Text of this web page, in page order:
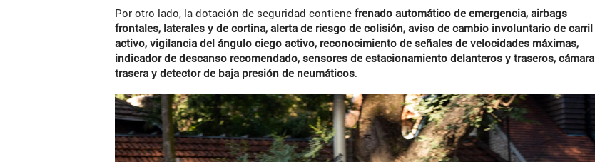
Por otro lado, la dotación de seguridad contienefrenado automático de emergencia, airbags
frontales, laterales y de cortina, alerta de riesgo de colisión, aviso de cambio involuntario de carril
activo, vigilancia del ángulo ciego activo, reconocimiento de señales de velocidades máximas,
indicador de descanso recomendado, sensores de estacionamiento delanteros y traseros, cámara
trasera y detector de baja presión de neumáticos.